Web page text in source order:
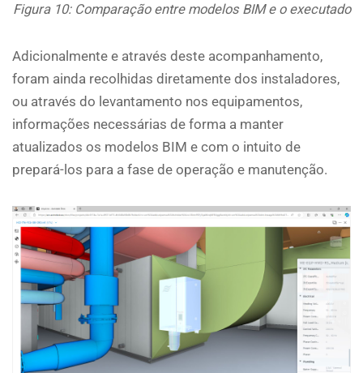
Figura 10: Comparação entre modelos BIM e o executado
Adicionalmente e através deste acompanhamento,
foram ainda recolhidas diretamente dos instaladores,
ou através do levantamento nos equipamentos,
informações necessárias de forma a manter
atualizados os modelos BIM e com o intuito de
prepará-los para a fase de operação e manutenção.